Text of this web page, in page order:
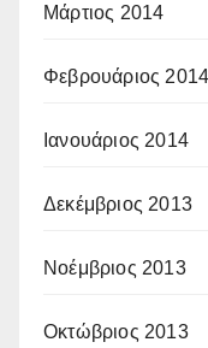
Μάρτιος 2014
Φεβρουάριος 2014
Ιανουάριος 2014
Δεκέμβριος 2013
Νοέμβριος 2013
Οκτώβριος 2013